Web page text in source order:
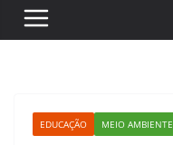
EDUCAÇÃO MEIO AMBIENTE